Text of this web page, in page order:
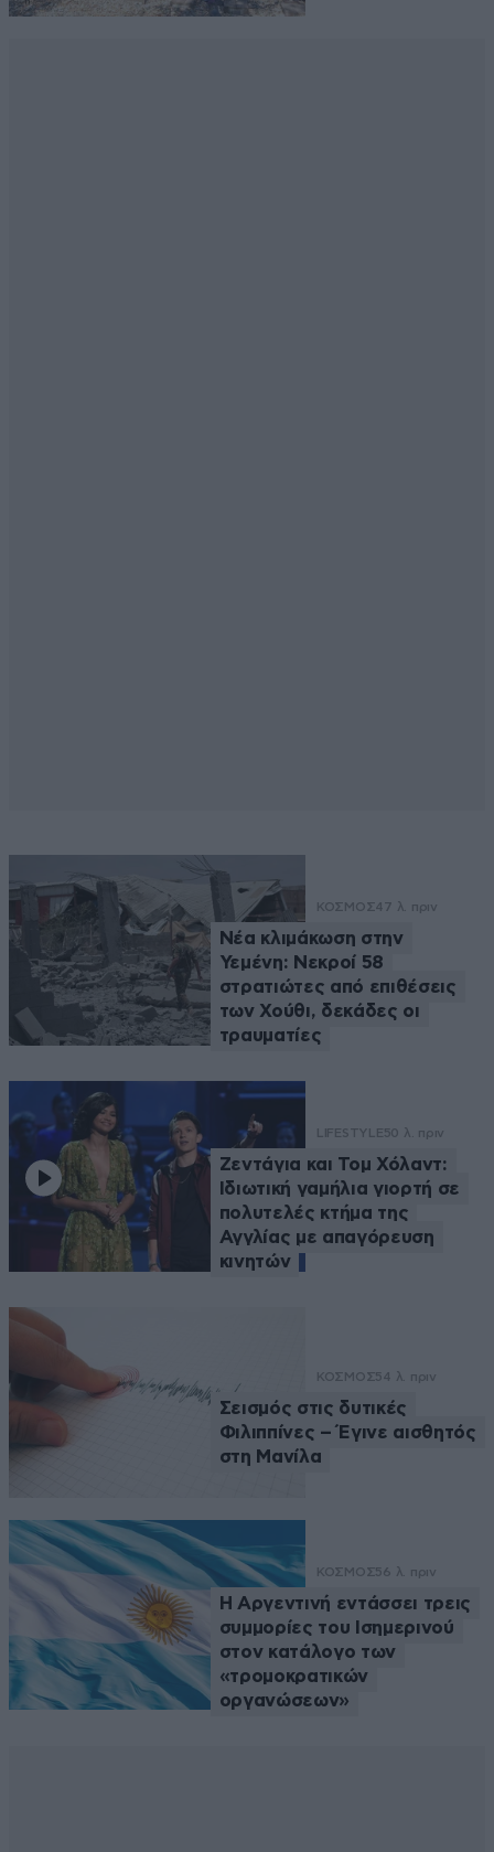
ΚΟΣΜΟΣ47 λ. πριν
Νέα κλιμάκωση στην
Υεμένη: Νεκροί 58
στρατιώτες από επιθέσεις
των Χούθι, δεκάδες οι
τραυματίες
LIFESTYLE50 λ. πριν
Ζεντάγια και Τομ Χόλαντ:
Ιδιωτική γαμήλια γιορτή σε
πολυτελές κτήμα της
Αγγλίας με απαγόρευση
κινητών
ΚΟΣΜΟΣ54 λ. πριν
Σεισμός στις δυτικές
Φιλιππίνες – Έγινε αισθητός
στη Μανίλα
ΚΟΣΜΟΣ56 λ. πριν
Η Αργεντινή εντάσσει τρεις
συμμορίες του Ισημερινού
στον κατάλογο των
«τρομοκρατικών
οργανώσεων»